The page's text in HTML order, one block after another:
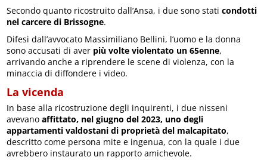
Secondo quanto ricostruito dall’Ansa, i due sono staticondotti
nel carcere di Brissogne.
Difesi dall’avvocato Massimiliano Bellini, l’uomo e la donna
sono accusati di aver più volte violentato un 65enne,
arrivando anche a riprendere le scene di violenza, con la
minaccia di diffondere i video.
La vicenda
In base alla ricostruzione degli inquirenti, i due nisseni
avevanoaffittato, nel giugno del 2023, uno degli
appartamenti valdostani di proprietà del malcapitato,
descritto come persona mite e ingenua, con la quale i due
avrebbero instaurato un rapporto amichevole.